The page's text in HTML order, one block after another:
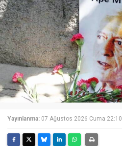
Yayınlanma: 07 Ağustos 2026 Cuma 22:10